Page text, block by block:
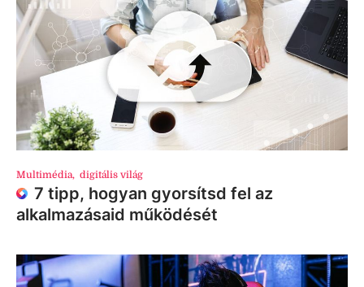
Multimédia, digitális világ
7 tipp, hogyan gyorsítsd fel az
alkalmazásaid működését